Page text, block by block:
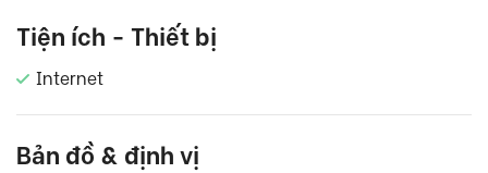
Tiện ích - Thiết bị
Internet
Bản đồ & định vị